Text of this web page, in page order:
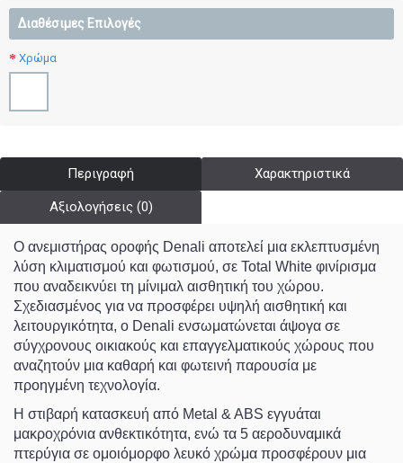
Διαθέσιμες Επιλογές
Χρώμα
Περιγραφή Χαρακτηριστικά
Αξιολογήσεις (0)
Ο ανεμιστήρας οροφής Denali αποτελεί μια εκλεπτυσμένη
λύση κλιματισμού και φωτισμού, σε Total White φινίρισμα
που αναδεικνύει τη μίνιμαλ αισθητική του χώρου.
Σχεδιασμένος για να προσφέρει υψηλή αισθητική και
λειτουργικότητα, ο Denali ενσωματώνεται άψογα σε
σύγχρονους οικιακούς και επαγγελματικούς χώρους που
αναζητούν μια καθαρή και φωτεινή παρουσία με
προηγμένη τεχνολογία.
Η στιβαρή κατασκευή από Metal & ABS εγγυάται
μακροχρόνια ανθεκτικότητα, ενώ τα 5 αεροδυναμικά
πτερύγια σε ομοιόμορφο λευκό χρώμα προσφέρουν μια